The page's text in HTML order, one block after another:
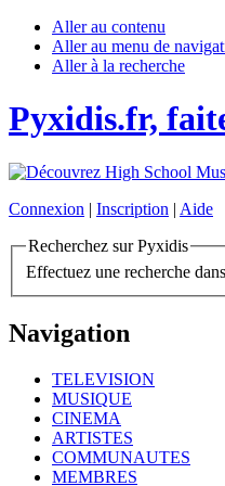
Aller au contenu
Aller au menu de
Aller à la recherche
Pyxidis.fr,
Connexion | Inscription | Aide
Recherchez sur Pyxidis
Effectuez une recherche
Navigation
TELEVISION
MUSIQUE
CINEMA
ARTISTES
COMMUNAUTES
MEMBRES